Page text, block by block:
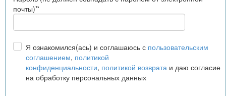
почты)*'
Я ознакомился(ась) и соглашаюсь с пользовательским
соглашением, политикой
конфиденциальности, политикой возврата и даю согласие
на обработку персональных данных